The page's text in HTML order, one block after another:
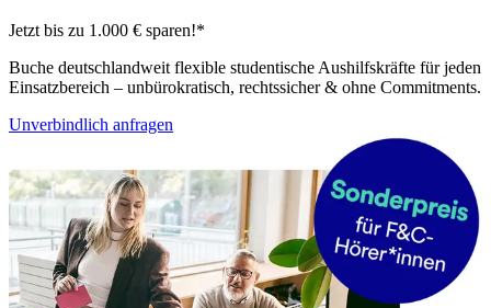
Jetzt bis zu 1.000 € sparen!*
Buche deutschlandweit flexible studentische Aushilfskräfte für jeden
Einsatzbereich – unbürokratisch, rechtssicher & ohne Commitments.
Unverbindlich anfragen